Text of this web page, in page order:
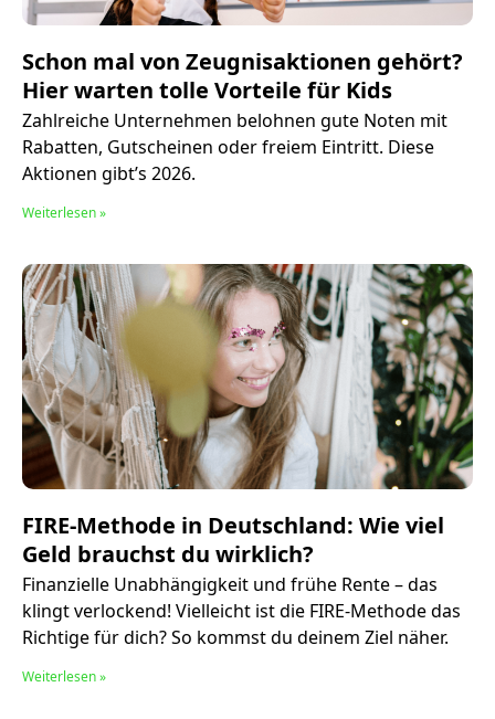
Schon mal von Zeugnisaktionen gehört?
Hier warten tolle Vorteile für Kids
Zahlreiche Unternehmen belohnen gute Noten mit
Rabatten, Gutscheinen oder freiem Eintritt. Diese
Aktionen gibt’s 2026.
Weiterlesen »
FIRE-Methode in Deutschland: Wie viel
Geld brauchst du wirklich?
Finanzielle Unabhängigkeit und frühe Rente – das
klingt verlockend! Vielleicht ist die FIRE-Methode das
Richtige für dich? So kommst du deinem Ziel näher.
Weiterlesen »